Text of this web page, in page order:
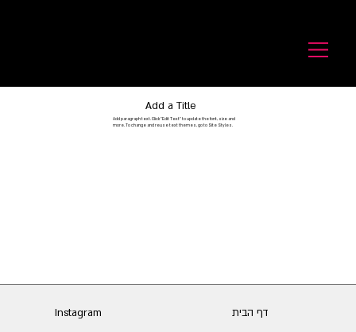
Add a Title
Add paragraph text. Click “Edit Text” to update the font, size and
more. To change and reuse text themes, go to Site Styles.
Instagram
דף הבית